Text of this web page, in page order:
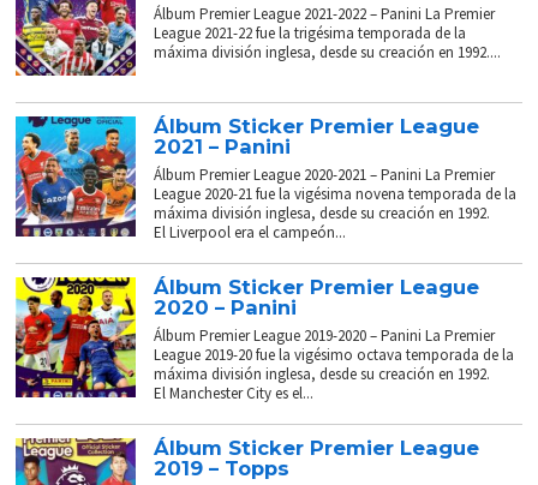
Álbum Premier League 2021-2022 – Panini La Premier
League 2021-22 fue la trigésima temporada de la
máxima división inglesa, desde su creación en 1992....
Álbum Sticker Premier League
2021 – Panini
Álbum Premier League 2020-2021 – Panini La Premier
League 2020-21 fue la vigésima novena temporada de la
máxima división inglesa, desde su creación en 1992.
El Liverpool era el campeón...
Álbum Sticker Premier League
2020 – Panini
Álbum Premier League 2019-2020 – Panini La Premier
League 2019-20 fue la vigésimo octava temporada de la
máxima división inglesa, desde su creación en 1992.
El Manchester City es el...
Álbum Sticker Premier League
2019 – Topps